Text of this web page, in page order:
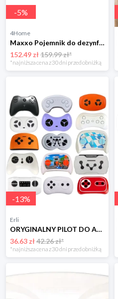
-5%
4Home
Maxxo Pojemnik do dezynfekcji UVC z szybką ładowarką
152.49 zł159.99 zł*
*najniższa cena z 30 dni przed obniżką
-13%
Erli
ORYGINALNY PILOT DO AUTA NA AKUMULATOR DLA DZIECI zdalnie sterowany 2.4 G
36.63 zł42.26 zł*
*najniższa cena z 30 dni przed obniżką